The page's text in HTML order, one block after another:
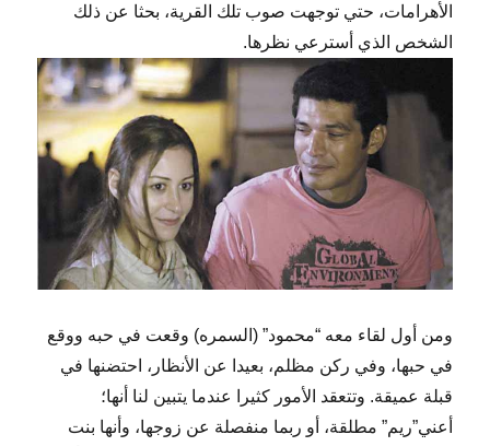
الأهرامات، حتي توجهت صوب تلك القرية، بحثا عن ذلك
الشخص الذي أسترعي نظرها.
ومن أول لقاء معه “محمود” (السمره) وقعت في حبه ووقع
في حبها، وفي ركن مظلم، بعيدا عن الأنظار، احتضنها في
قبلة عميقة. وتتعقد الأمور كثيرا عندما يتبين لنا أنها؛
أعني”ريم” مطلقة، أو ربما منفصلة عن زوجها، وأنها بنت